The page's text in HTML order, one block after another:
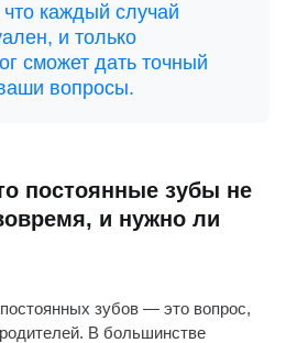
каждый случай
и только
сможет дать точный
вопросы.
постоянные зубы не
и нужно ли
зубов — это вопрос,
В большинстве